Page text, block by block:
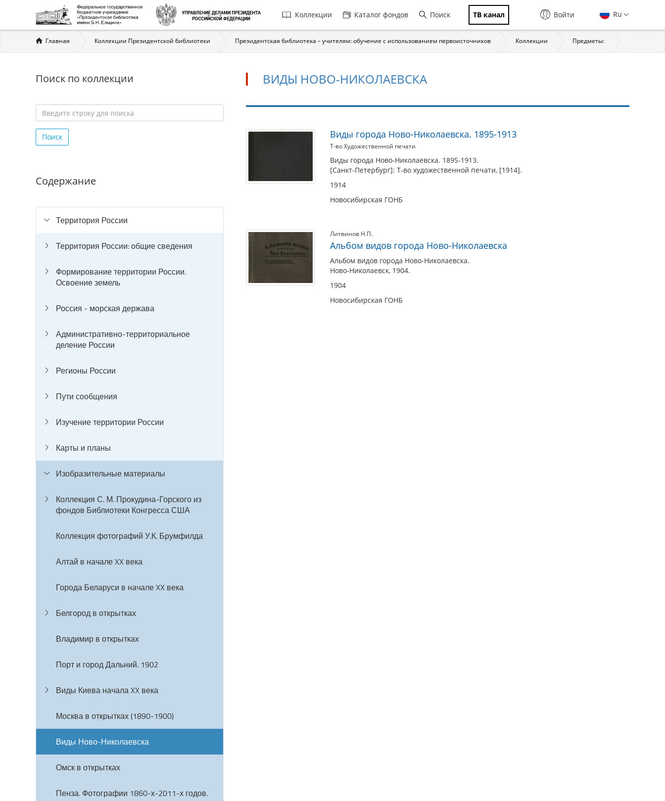
Главная
навигация
Коллекции Каталог фондов Поиск ТВ канал Ru
Войти
Вы
здесь
Главная Коллекции Президентской библиотеки Президентская библиотека – учителям: обучение с использованием первоисточников Коллекции Предметы:
Поиск по коллекции
строку
для
Поиск
Содержание
Территория России
Территория России: общие сведения
Формирование территории России.
Освоение земель
Россия - морская держава
Административно-территориальное
деление России
Регионы России
Пути сообщения
Изучение территории России
Карты и планы
Изобразительные материалы
Коллекция С. М. Прокудина-Горского из
фондов Библиотеки Конгресса США
Коллекция фотографий У.К. Брумфилда
Алтай в начале XX века
Города Беларуси в начале XX века
Белгород в открытках
Владимир в открытках
Порт и город Дальний. 1902
Виды Киева начала XX века
Москва в открытках (1890-1900)
Виды Ново-Николаевска
Омск в открытках
Пенза. Фотографии 1860-х-2011-х годов.
ВИДЫ НОВО-НИКОЛАЕВСКА
Виды
Виды города Ново-Николаевска. 1895-1913
Т-во Художественной печати
Виды города Ново-Николаевска. 1895-1913.
[Санкт-Петербург]: Т-во художественной печати, [1914].
1914
Новосибирская ГОНБ
Литвинов Н.П.
Альбом видов города Ново-Николаевска
Альбом видов города Ново-Николаевска.
Ново-Николаевск, 1904.
1904
Новосибирская ГОНБ